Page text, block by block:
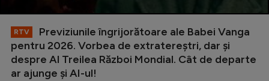
RTV
Previziunile îngrijorătoare ale Babei Vanga
pentru 2026. Vorbea de extratereștri, dar și
despre Al Treilea Război Mondial. Cât de departe
ar ajunge și AI-ul!